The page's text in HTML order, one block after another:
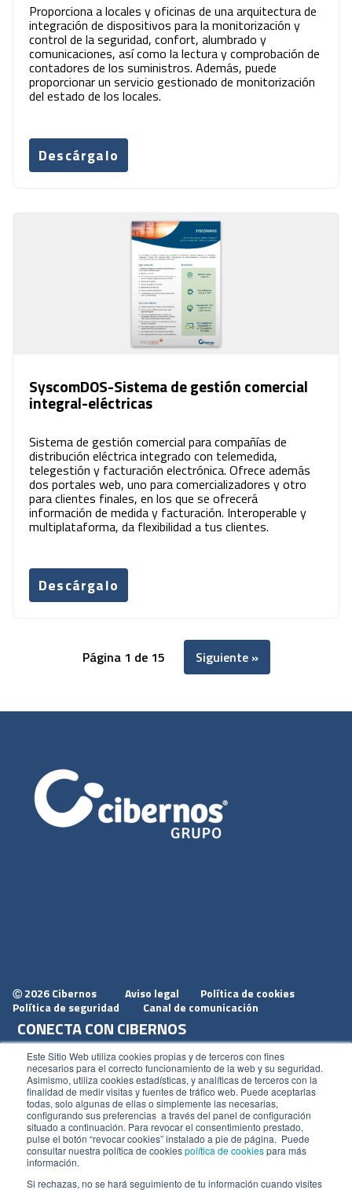
Este Sitio Web utiliza cookies propias y de terceros con fines
necesarios para el correcto funcionamiento de la web y su seguridad.
Asimismo, utiliza cookies estadísticas, y analíticas de terceros con la
finalidad de medir visitas y fuentes de tráfico web. Puede aceptarlas
todas, solo algunas de ellas o simplemente las necesarias,
configurando sus preferencias a través del panel de configuración
situado a continuación. Para revocar el consentimiento prestado,
pulse el botón “revocar cookies” instalado a pie de página. Puede
consultar nuestra política de cookiespolítica de cookiespara más
información.
Si rechazas, no se hará seguimiento de tu información cuando visites
Proporciona a locales y oficinas de una arquitectura de
integración de dispositivos para la monitorización y
control de la seguridad, confort, alumbrado y
comunicaciones, así como la lectura y comprobación de
contadores de los suministros. Además, puede
proporcionar un servicio gestionado de monitorización
del estado de los locales.
Descárgalo
SyscomDOS-Sistema de gestión comercial
integral-eléctricas
Sistema de gestión comercial para compañías de
distribución eléctrica integrado con telemedida,
telegestión y facturación electrónica. Ofrece además
dos portales web, uno para comercializadores y otro
para clientes finales, en los que se ofrecerá
información de medida y facturación. Interoperable y
multiplataforma, da flexibilidad a tus clientes.
Descárgalo
Página 1 de 15 Siguiente »
Ⓒ 2026 Cibernos Aviso legal
Política de cookies
Política de seguridad
Canal de comunicación
CONECTA CON CIBERNOS
Únete a nosotros
Dónde estamos
Conoce nuestro blog
ACCESOS